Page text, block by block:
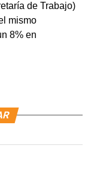
de Trabajo)
mismo
8% en